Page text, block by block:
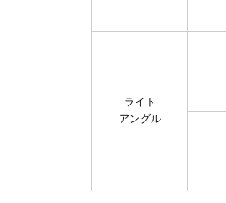
ライト
アングル